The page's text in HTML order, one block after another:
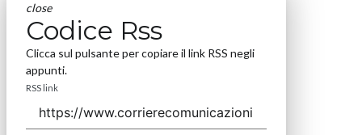
close
Codice Rss
Clicca sul pulsante per copiare il link RSS negli
appunti.
RSS link